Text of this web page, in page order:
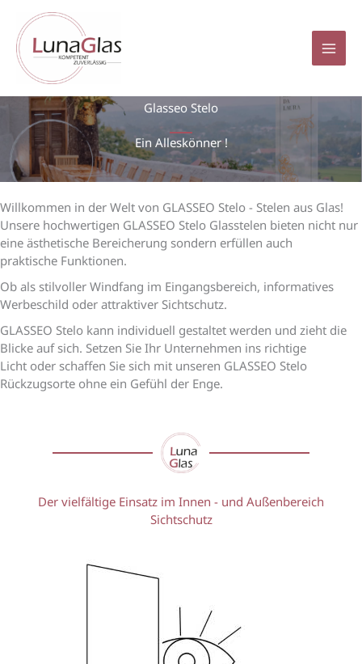
Inhalt
springen
Glasseo Stelo
Ein Alleskönner !
Willkommen in der Welt von GLASSEO Stelo - Stelen aus Glas!
Unsere hochwertigen GLASSEO Stelo Glasstelen bieten nicht nur
eine ästhetische Bereicherung sondern erfüllen auch
praktische Funktionen.
Ob als stilvoller Windfang im Eingangsbereich, informatives
Werbeschild oder attraktiver Sichtschutz.
GLASSEO Stelo kann individuell gestaltet werden und zieht die
Blicke auf sich. Setzen Sie Ihr Unternehmen ins richtige
Licht oder schaffen Sie sich mit unseren GLASSEO Stelo
Rückzugsorte ohne ein Gefühl der Enge.
Der vielfältige Einsatz im Innen - und Außenbereich
Sichtschutz